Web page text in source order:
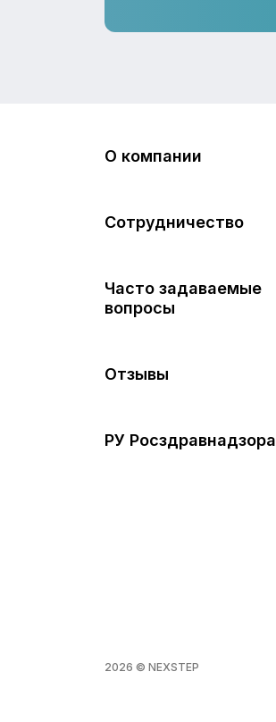
О компании
Сотрудничество
Часто задаваемые
вопросы
Отзывы
РУ Росздравнадзора
2026 © NEXSTEP